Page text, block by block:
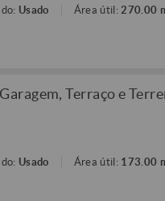
Usado Área útil:270.00
Terraço e
Usado Área útil: 173.00